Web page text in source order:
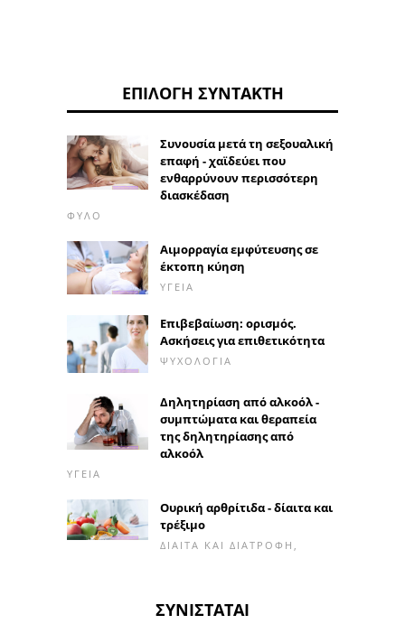
ΕΠΙΛΟΓΉ ΣΥΝΤΆΚΤΗ
Συνουσία μετά τη σεξουαλική
επαφή - χαϊδεύει που
ενθαρρύνουν περισσότερη
διασκέδαση
ΦΎΛΟ
Αιμορραγία εμφύτευσης σε
έκτοπη κύηση
ΥΓΕΊΑ
Επιβεβαίωση: ορισμός.
Ασκήσεις για επιθετικότητα
ΨΥΧΟΛΟΓΊΑ
Δηλητηρίαση από αλκοόλ -
συμπτώματα και θεραπεία
της δηλητηρίασης από
αλκοόλ
ΥΓΕΊΑ
Ουρική αρθρίτιδα - δίαιτα και
τρέξιμο
ΔΊΑΙΤΑ ΚΑΙ ΔΙΑΤΡΟΦΉ,
ΣΥΝΙΣΤΆΤΑΙ